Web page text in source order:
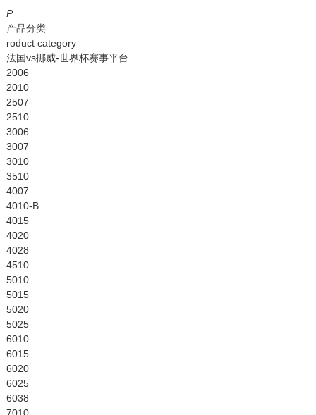
法国vs挪威
行业资讯
常见问题
法国vs挪威-世界杯赛事平台
联系方式
客户留言
人才招聘
English
P
产品分类
roduct category
法国vs挪威-世界杯赛事平台
2006
2010
2507
2510
3006
3007
3010
3510
4007
4010-B
4015
4020
4028
4510
5010
5015
5020
5025
6010
6015
6020
6025
6038
7010